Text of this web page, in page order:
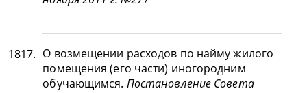
1817. О возмещении расходов по найму жилого
помещения (его части) иногородним
обучающимся. Постановление Совета